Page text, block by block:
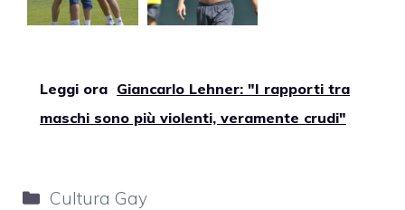
Leggi ora Giancarlo Lehner: "I rapporti tra
maschi sono più violenti, veramente crudi"
Categorie
Cultura Gay